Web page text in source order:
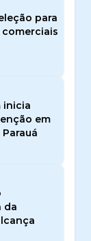
para
inicia
em
da